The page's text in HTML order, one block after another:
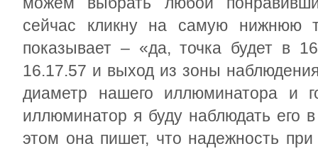
сейчас кликну на самую нижнюю
показывает – «да, точка будет в
16.17.57 и выход из зоны
диаметр нашего иллюминатора и
иллюминатор я буду наблюдать его
этом она пишет, что надежность